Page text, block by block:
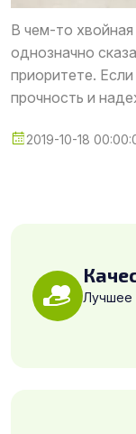
В чем-то
однозначно
приоритете.
прочность и
2019-10-18
Лучшее